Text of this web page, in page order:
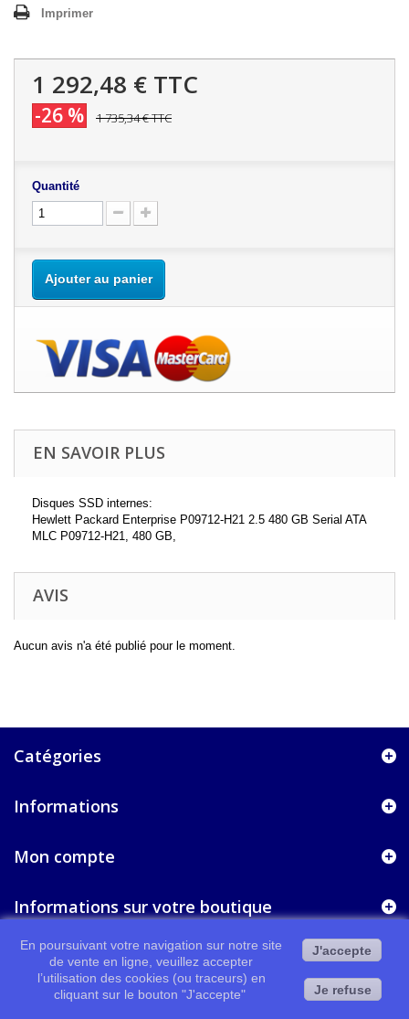
Imprimer
1 292,48 € TTC
-26 % 1 735,34 €TTC
Quantité
Ajouter au panier
EN SAVOIR PLUS
Disques SSD internes:
Hewlett Packard Enterprise P09712-H21 2.5 480 GB Serial ATA
MLC P09712-H21, 480 GB,
AVIS
Aucun avis n'a été publié pour le moment.
Catégories
Informations
Mon compte
Informations sur votre boutique
En poursuivant votre navigation sur notre site
de vente en ligne, veuillez accepter
l’utilisation des cookies (ou traceurs) en
cliquant sur le bouton "J'accepte"
J'accepte
Je refuse